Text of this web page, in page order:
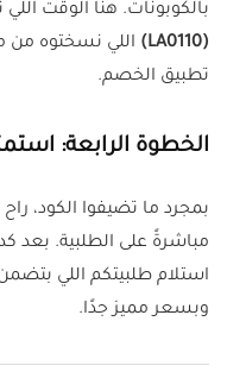
بالكوبونات. هنا الوقت
(LA0110)
اللي نسختوه من
تطبيق الخصم.
الخطوة الرابعة:
مباشرةً على الطلبية. بعد
استلام طلبيتكم اللي
وبسعر مميز جدًا.